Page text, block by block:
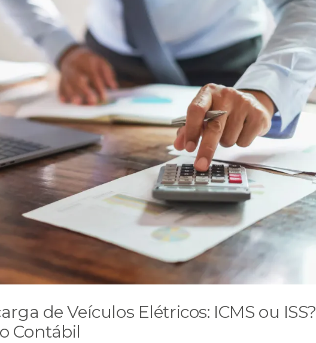
de Veículos Elétricos: ICMS ou ISS?
Contábil